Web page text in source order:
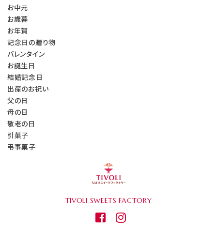
お中元
お歳暮
お年賀
記念日の贈り物
バレンタイン
お誕生日
結婚記念日
出産のお祝い
父の日
母の日
敬老の日
引菓子
弔事菓子
TIVOLI SWEETS FACTORY